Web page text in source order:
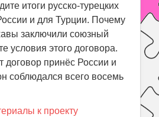
итоги русско-турецких
и для Турции. Почему
заключили союзный
условия этого договора.
договор принёс России и
соблюдался всего восемь
к проекту